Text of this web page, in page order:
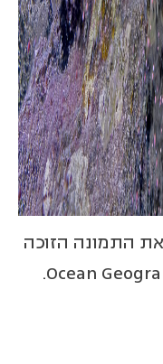
התמונה הזוכה
בתחרות הצילום Ocean Geographic Society.